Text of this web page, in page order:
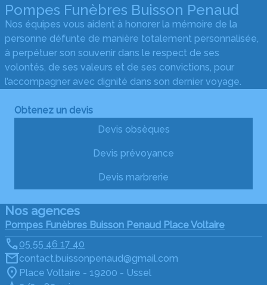
Pompes Funèbres Buisson Penaud
Nos équipes vous aident à honorer la mémoire de la
personne défunte de manière totalement personnalisée,
à perpétuer son souvenir dans le respect de ses
volontés, de ses valeurs et de ses convictions, pour
l’accompagner avec dignité dans son dernier voyage.
Obtenez un devis
Devis obsèques
Devis prévoyance
Devis marbrerie
Nos agences
Pompes Funèbres Buisson Penaud Place Voltaire
05 55 46 17 40
contact.buissonpenaud@gmail.com
Place Voltaire - 19200 - Ussel